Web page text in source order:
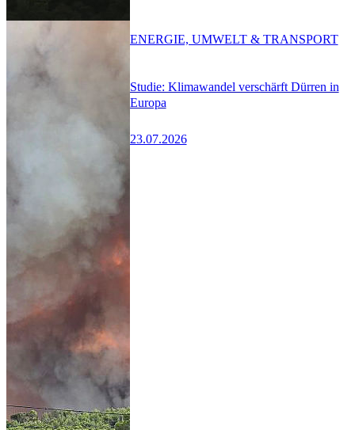
Studie: Klimawandel verschärft Dürren in
Europa
23.07.2026
ENERGIE, UMWELT & TRANSPORT